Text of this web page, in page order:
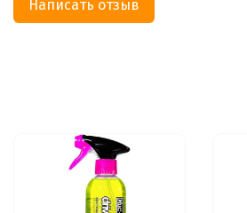
Написать отзыв